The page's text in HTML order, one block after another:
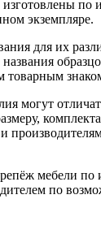
по
экземпляре.
для их
товарным
могут
мебели по
по